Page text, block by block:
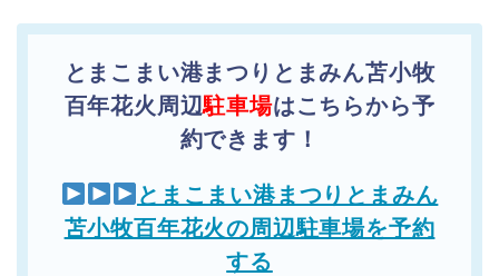
とまこまい港まつりとまみん苫小牧
百年花火周辺駐車場はこちらから予
約できます！
とまこまい港まつりとまみん
苫小牧百年花火の周辺駐車場を予約
する